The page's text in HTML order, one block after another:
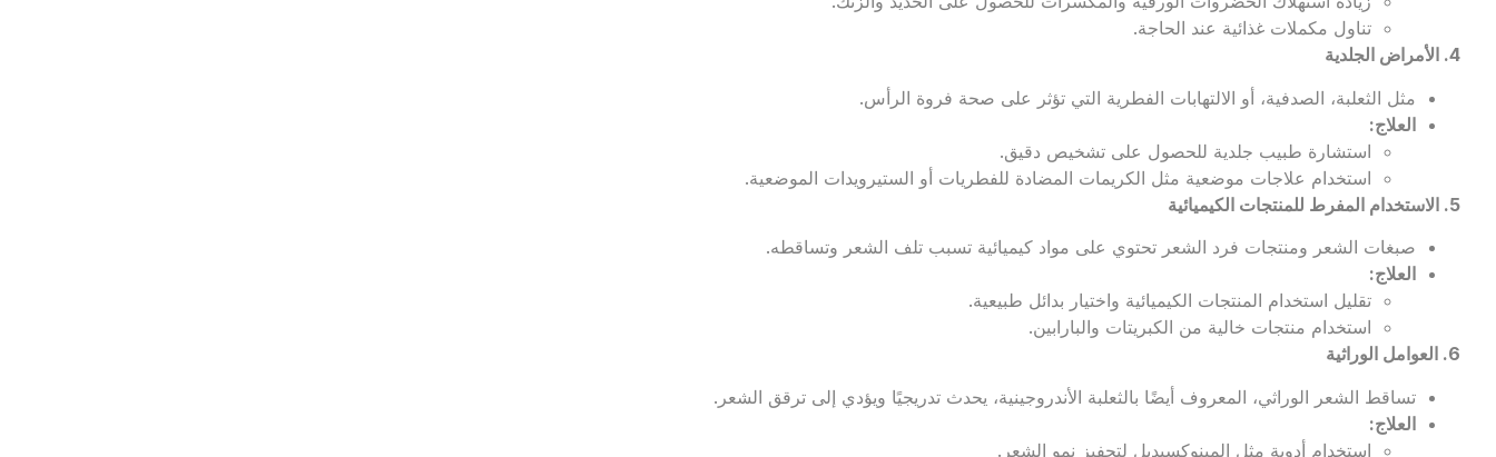
تناول مكملات غذائية عند الحاجة.
4.
الأمراض الجلدية
مثل الثعلبة، الصدفية، أو الالتهابات الفطرية التي تؤثر على صحة فروة الرأس.
العلاج:
استشارة طبيب جلدية للحصول على تشخيص دقيق.
استخدام علاجات موضعية مثل الكريمات المضادة للفطريات أو الستيرويدات الموضعية.
5. الاستخدام المفرط للمنتجات الكيميائية
صبغات الشعر ومنتجات فرد الشعر تحتوي على مواد كيميائية تسبب تلف الشعر وتساقطه.
العلاج:
تقليل استخدام المنتجات الكيميائية واختيار بدائل طبيعية.
استخدام منتجات خالية من الكبريتات والبارابين.
6.
العوامل الوراثية
تساقط الشعر الوراثي، المعروف أيضًا بالثعلبة الأندروجينية، يحدث تدريجيًا ويؤدي إلى ترقق الشعر.
العلاج:
استخدام أدوية مثل المينوكسيديل لتحفيز نمو الشعر.